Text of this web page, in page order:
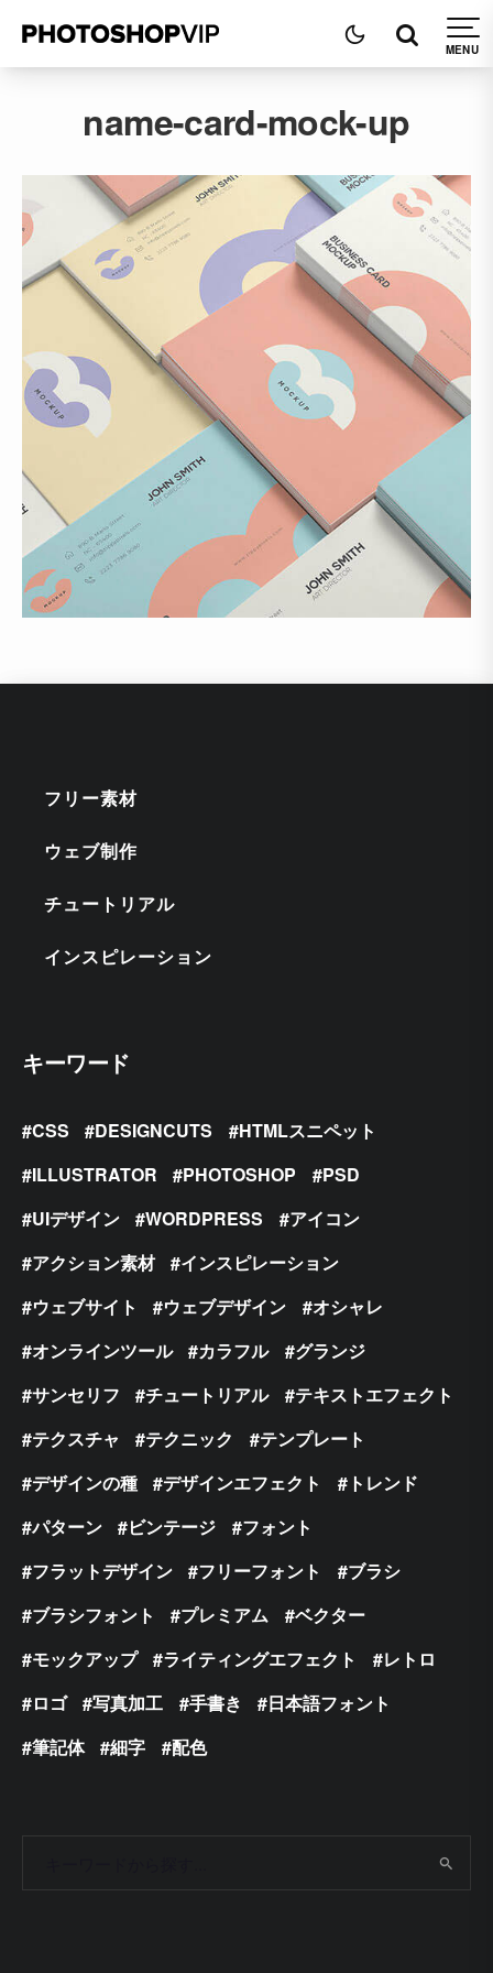
name-card-mock-up
フリー素材
ウェブ制作
チュートリアル
インスピレーション
キーワード
CSS DESIGNCUTS
HTMLスニペット
ILLUSTRATOR
PHOTOSHOP
PSD
UIデザイン
WORDPRESS
アイコン
アクション素材
インスピレーション
ウェブサイト
ウェブデザイン
オシャレ
オンラインツール
カラフル
グランジ
サンセリフ
チュートリアル
テキストエフェクト
テクスチャ
テクニック
テンプレート
デザインの種
デザインエフェクト
トレンド
パターン
ビンテージ
フォント
フラットデザイン
フリーフォント
ブラシ
ブラシフォント
プレミアム
ベクター
モックアップ
ライティングエフェクト
レトロ
ロゴ
写真加工 手書き
日本語フォント
筆記体
細字 配色